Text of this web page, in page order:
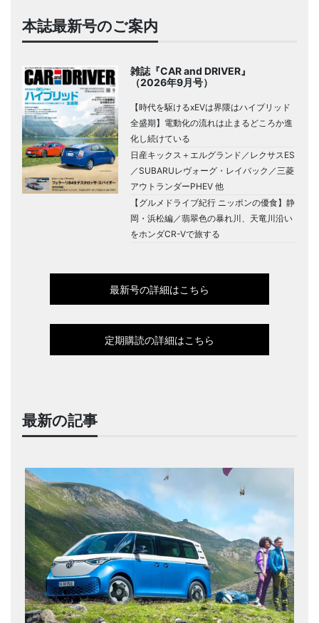
本誌最新号のご案内
雑誌『CAR and DRIVER』
（2026年9月号）
【時代を駆けるxEVは界隈はハイブリッド
全盛期】電動化の流れは止まるどころか進
化し続けている
日産キックス＋エルグランド／レクサスES
／SUBARUレヴォーグ・レイバック／三菱
アウトランダーPHEV 他
【グルメドライブ紀行 ニッポンの優食】静
岡・浜松編／翡翠色の暴れ川、天竜川沿い
をホンダCR-Vで旅する
最新号の詳細はこちら
定期購読の詳細はこちら
最新の記事